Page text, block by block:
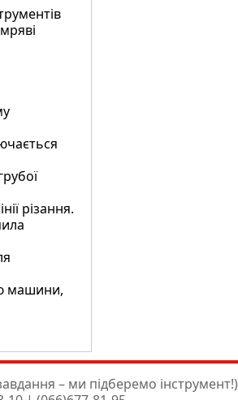
різання.
машини,
– ми підберемо інструмент!)